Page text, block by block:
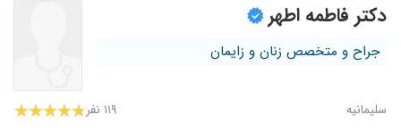
دکتر فاطمه اطهر
جراح و متخصص زنان و زایمان
سلیمانیه ۱۱۹ نفر